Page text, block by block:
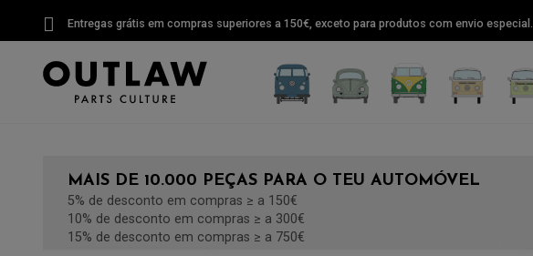
Entregas grátis em compras superiores a 150€, exceto para produtos com envio especial.
MAIS DE 10.000 PEÇAS PARA O TEU AUTOMÓVEL
5% de desconto em compras ≥ a 150€
10% de desconto em compras ≥ a 300€
15% de desconto em compras ≥ a 750€